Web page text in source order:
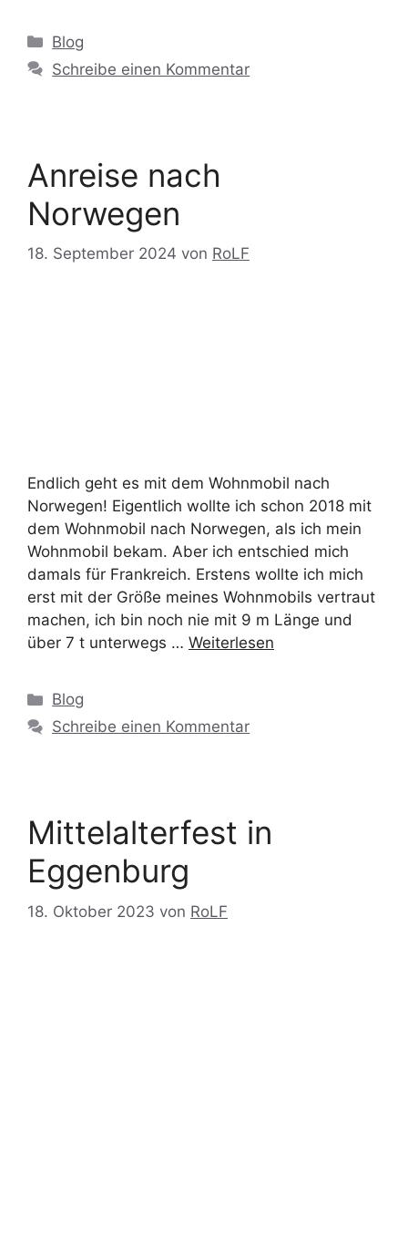
Blog
Schreibe einen Kommentar
Anreise nach
Norwegen
18. September 2024 von RoLF
Endlich geht es mit dem Wohnmobil nach
Norwegen! Eigentlich wollte ich schon 2018 mit
dem Wohnmobil nach Norwegen, als ich mein
Wohnmobil bekam. Aber ich entschied mich
damals für Frankreich. Erstens wollte ich mich
erst mit der Größe meines Wohnmobils vertraut
machen, ich bin noch nie mit 9 m Länge und
über 7 t unterwegs … Weiterlesen
Blog
Schreibe einen Kommentar
Mittelalterfest in
Eggenburg
18. Oktober 2023 von RoLF